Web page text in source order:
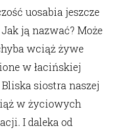
uosabia jeszcze
ją nazwać? Może
wciąż żywe
w łacińskiej
siostra naszej
w życiowych
I daleka od